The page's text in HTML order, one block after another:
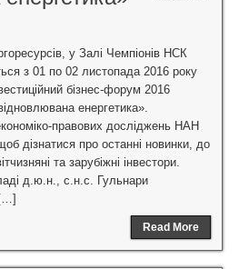
у Залі Чемпіонів НСК
з 01 по 02 листопада 2016 року
бізнес-форум 2016
енергетика».
правових досліджень НАН
дізнатися про останні новинки, до
та зарубіжні інвестори.
д.ю.н., с.н.с. Гульнари
Read More